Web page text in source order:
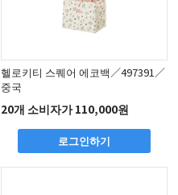
헬로키티 스퀘어 에코백／497391／
중국
20개 소비자가 110,000원
로그인하기